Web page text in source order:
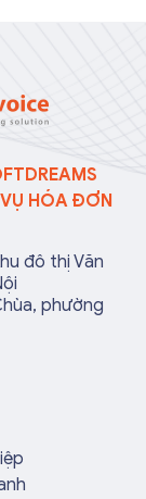
HÓA ĐƠN
đô thị Văn
phường